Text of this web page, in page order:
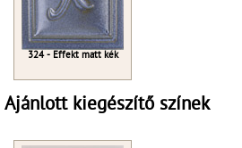
324 - Effekt matt kék
Ajánlott kiegészítő színek